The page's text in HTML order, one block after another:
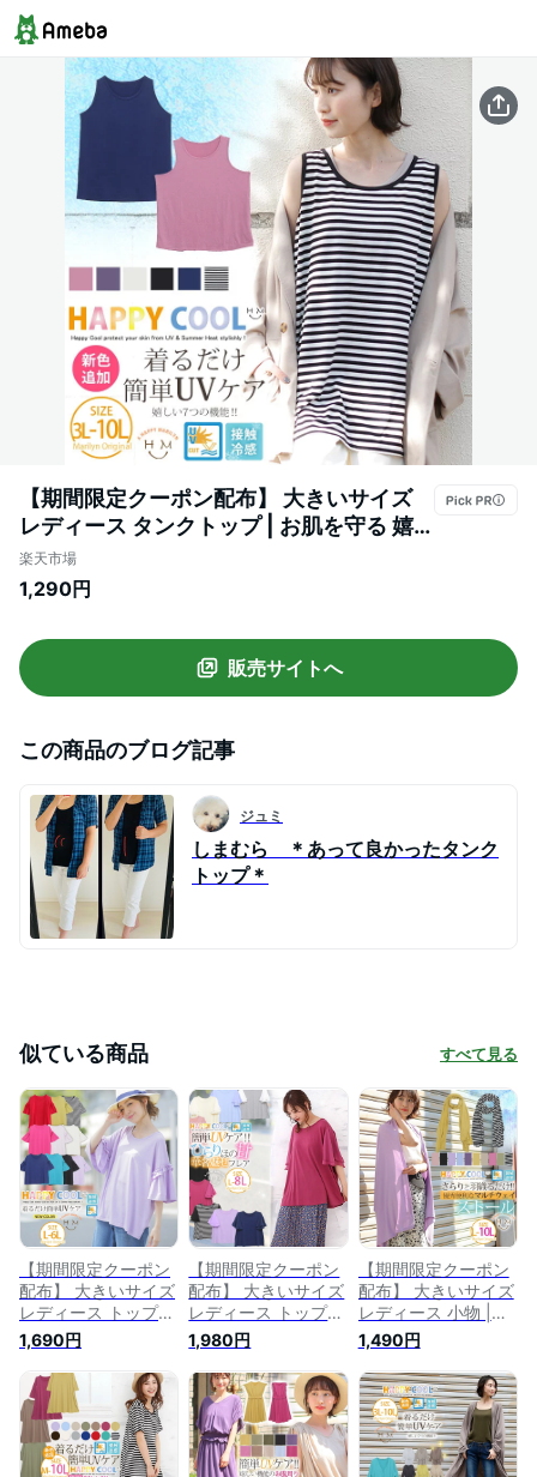
【期間限定クーポン配布】 大きいサイズ
レディース タンクトップ | お肌を守る 嬉
しい7つの機能!! UV ・ 接触冷感 ベーシッ
クタンクトップ _ オリジナル ゆったり お
8L 9L 10L [431338] hc 春 夏【メール便
可】 cs
楽天市場
1,290円
販売サイトへ
この商品のブログ記事
ジュミ
しまむら ＊あって良かったタンク
トップ＊
似ている商品 すべて見る
【期間限定クーポン
配布】 大きいサイズ
レディース トップス
| 【オススメ】 お肌
を守る 嬉しい7つの
機能!! UV・接触冷感
フリルフレア袖 半袖
プルオーバー _ オリ
ジナル LL 3L 4L 5L
6L 二の腕 胸周り お
1,690円
【期間限定クーポン
配布】 大きいサイズ
レディース トップス
| HAPPY COOL お肌
を守る嬉しい7つの
機能！ UV・接触冷
感 華奢魅せ フレア
袖 異素材使い トッ
プス _ オリジナル LL
3L 4L 5L 6L 7L 8L
1,980円
【期間限定クーポン
配布】 大きいサイズ
レディース 小物 |
HAPPY COOL お肌
を守る嬉しい7つの
機能! UV・接触冷感
さらりと嬉しい 着回
し自在な マルチWAY
ストール _ オリジナ
ル LL 3L 4L 5L 6L
1,490円